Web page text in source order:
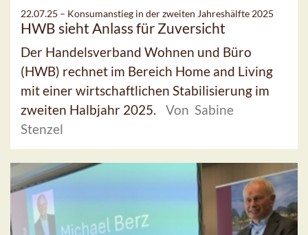
22.07.25 – Konsumanstieg in der zweiten Jahreshälfte 2025
HWB sieht Anlass für Zuversicht
Der Handelsverband Wohnen und Büro
(HWB) rechnet im Bereich Home and Living
mit einer wirtschaftlichen Stabilisierung im
zweiten Halbjahr 2025.
Von Sabine
Stenzel